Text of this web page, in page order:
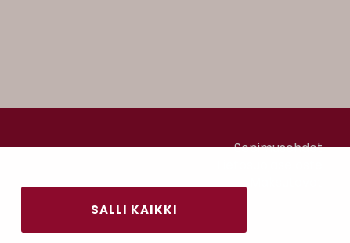
SALLI KAIKKI
Sopimusehdot